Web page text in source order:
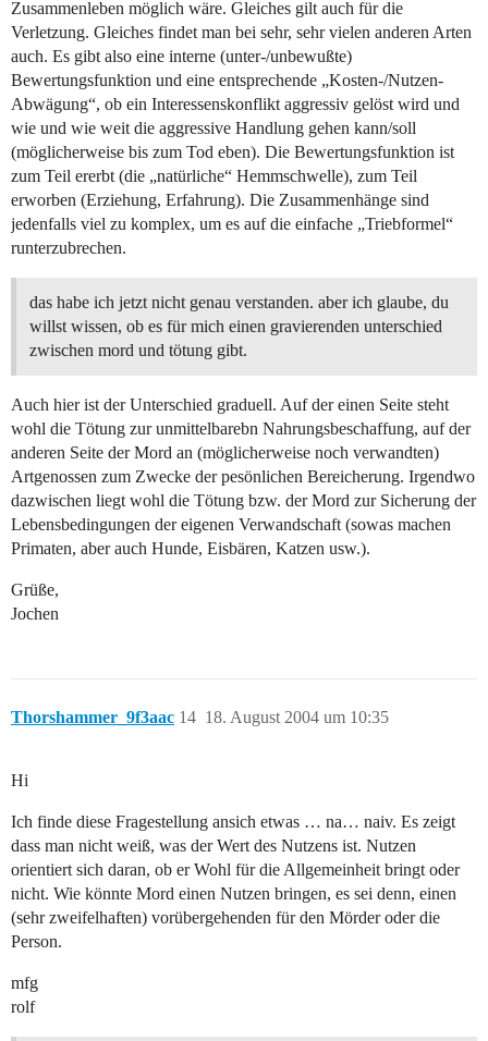
Zusammenleben möglich wäre. Gleiches gilt auch für die
Verletzung. Gleiches findet man bei sehr, sehr vielen anderen Arten
auch. Es gibt also eine interne (unter-/unbewußte)
Bewertungsfunktion und eine entsprechende „Kosten-/Nutzen-
Abwägung“, ob ein Interessenskonflikt aggressiv gelöst wird und
wie und wie weit die aggressive Handlung gehen kann/soll
(möglicherweise bis zum Tod eben). Die Bewertungsfunktion ist
zum Teil ererbt (die „natürliche“ Hemmschwelle), zum Teil
erworben (Erziehung, Erfahrung). Die Zusammenhänge sind
jedenfalls viel zu komplex, um es auf die einfache „Triebformel“
runterzubrechen.
das habe ich jetzt nicht genau verstanden. aber ich glaube, du
willst wissen, ob es für mich einen gravierenden unterschied
zwischen mord und tötung gibt.
Auch hier ist der Unterschied graduell. Auf der einen Seite steht
wohl die Tötung zur unmittelbarebn Nahrungsbeschaffung, auf der
anderen Seite der Mord an (möglicherweise noch verwandten)
Artgenossen zum Zwecke der pesönlichen Bereicherung. Irgendwo
dazwischen liegt wohl die Tötung bzw. der Mord zur Sicherung der
Lebensbedingungen der eigenen Verwandschaft (sowas machen
Primaten, aber auch Hunde, Eisbären, Katzen usw.).
Grüße,
Jochen
Thorshammer_9f3aac 18. August 2004 um 10:35
14
Hi
Ich finde diese Fragestellung ansich etwas … na… naiv. Es zeigt
dass man nicht weiß, was der Wert des Nutzens ist. Nutzen
orientiert sich daran, ob er Wohl für die Allgemeinheit bringt oder
nicht. Wie könnte Mord einen Nutzen bringen, es sei denn, einen
(sehr zweifelhaften) vorübergehenden für den Mörder oder die
Person.
mfg
rolf